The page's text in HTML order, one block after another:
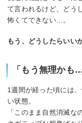
て言われるけど、どう
怖くてできない…。
もう、どうしたらいい
「もう無理かも
1週間が経った頃には
い状態。
「このまま自然消滅な